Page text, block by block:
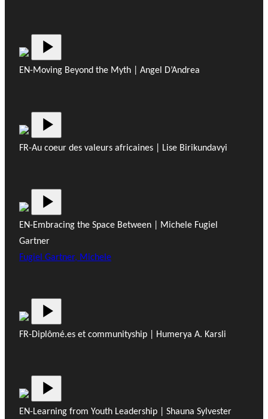
EN-Moving Beyond the Myth | Angel D’Andrea
FR-Au coeur des valeurs africaines | Lise Birikundavyi
EN-Embracing the Space Between | Michele Fugiel
Gartner
Fugiel Gartner, Michele
FR-Diplômé.es et communityship | Humerya A. Karsli
EN-Learning from Youth Leadership | Shauna Sylvester